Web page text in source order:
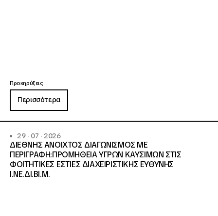
Προκηρύξεις
Περισσότερα
29 · 07 · 2026
ΔΙΕΘΝΗΣ ΑΝΟΙΧΤΟΣ ΔΙΑΓΩΝΙΣΜΟΣ ΜΕ
ΠΕΡΙΓΡΑΦΗ:ΠΡΟΜΗΘΕΙΑ ΥΓΡΩΝ ΚΑΥΣΙΜΩΝ ΣΤΙΣ
ΦΟΙΤΗΤΙΚΕΣ ΕΣΤΙΕΣ ΔΙΑΧΕΙΡΙΣΤΙΚΗΣ ΕΥΘΥΝΗΣ
Ι.ΝΕ.ΔΙ.ΒΙ.Μ.